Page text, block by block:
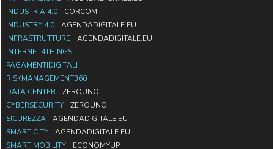
INDUSTRIA 4.0
CORCOM
INDUSTRY 4.0
AGENDADIGITALE.EU
INFRASTRUTTURE
AGENDADIGITALE.EU
INTERNET4THINGS
PAGAMENTIDIGITALI
RISKMANAGEMENT360
DATA CENTER
ZEROUNO
CYBERSECURITY
ZEROUNO
SICUREZZA
AGENDADIGITALE.EU
SMART CITY
AGENDADIGITALE.EU
SMART MOBILITY
ECONOMYUP